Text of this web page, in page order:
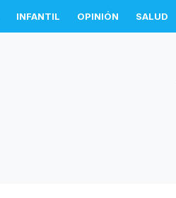
INFANTIL OPINIÓN SALUD